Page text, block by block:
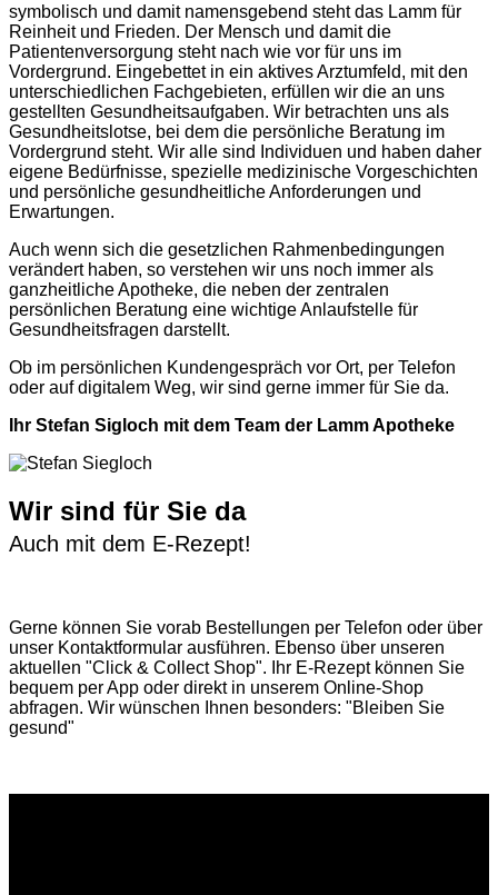
symbolisch und damit namensgebend steht das Lamm für
Reinheit und Frieden. Der Mensch und damit die
Patientenversorgung steht nach wie vor für uns im
Vordergrund. Eingebettet in ein aktives Arztumfeld, mit den
unterschiedlichen Fachgebieten, erfüllen wir die an uns
gestellten Gesundheitsaufgaben. Wir betrachten uns als
Gesundheitslotse, bei dem die persönliche Beratung im
Vordergrund steht. Wir alle sind Individuen und haben daher
eigene Bedürfnisse, spezielle medizinische Vorgeschichten
und persönliche gesundheitliche Anforderungen und
Erwartungen.
Auch wenn sich die gesetzlichen Rahmenbedingungen
verändert haben, so verstehen wir uns noch immer als
ganzheitliche Apotheke, die neben der zentralen
persönlichen Beratung eine wichtige Anlaufstelle für
Gesundheitsfragen darstellt.
Ob im persönlichen Kundengespräch vor Ort, per Telefon
oder auf digitalem Weg, wir sind gerne immer für Sie da.
Ihr Stefan Sigloch mit dem Team der Lamm Apotheke
Wir sind für Sie da
Auch mit dem E-Rezept!
Gerne können Sie vorab Bestellungen per Telefon oder über
unser Kontaktformular ausführen. Ebenso über unseren
aktuellen "Click & Collect Shop". Ihr E-Rezept können Sie
bequem per App oder direkt in unserem Online-Shop
abfragen. Wir wünschen Ihnen besonders: "Bleiben Sie
gesund"